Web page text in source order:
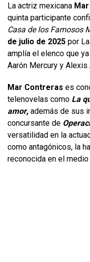
La actriz mexicana
quinta participante
Casa de los Famosos
de julio de 2025 por
amplía el elenco que
Aarón Mercury y Alexis
Mar Contreras es
telenovelas como La
amor, además de sus
concursante de
versatilidad en la
como antagónicos, la
reconocida en el